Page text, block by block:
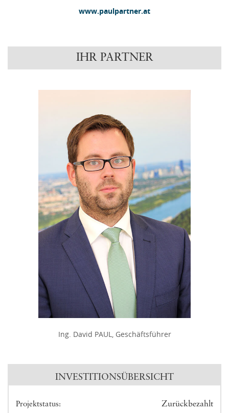
www.paulpartner.at
IHR PARTNER
Ing. David PAUL, Geschäftsführer
INVESTITIONSÜBERSICHT
Projektstatus: Zurückbezahlt